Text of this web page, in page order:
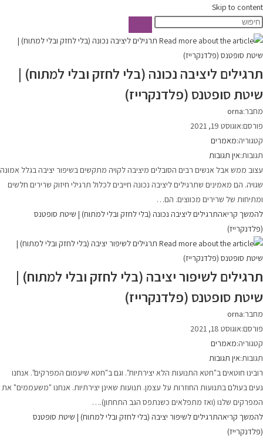
Skip to content
תרגילים ליציבה נכונה (בלי לחזק ובלי למתוח) |
שיטת סופטנס (פלדנקרייז)
מחבר:orna
פורסם:אוגוסט 19, 2021
קטגוריה:מאמרים
תגובות:אין תגובות
עצוב ממש אבל אנשים רבים הסובלים מיציבה לקויה מתקשים בשיפור יציבה בגלל אמונה
שגויה. הם מאמינים שתרגילים ליציבה נכונה חייבים לכלול תרגילי חיזוק שרירים חלשים
ומתיחות של שרירים מכווצים. הם…
להמשך קריאהתרגילים ליציבה נכונה (בלי לחזק ובלי למתוח) | שיטת סופטנס
(פלדנקרייז)
תרגילים לשיפור יציבה (בלי לחזק ובלי למתוח) |
שיטת סופטנס (פלדנקרייז)
מחבר:orna
פורסם:אוגוסט 18, 2021
קטגוריה:מאמרים
תגובות:אין תגובות
רובינו חוטאים ב"חטא התנועות הלא יצירתיות". וגם ב"חטא שיעמום המפרקים". אנחנו
נעים בעולם בתנועות החוזרות על עצמן. תנועות שאינן יצירתיות. אנחנו "משעממים" את
המפרקים שלנו (ואז מתפלאים כשנתפס הגב התחתון).…
להמשך קריאהתרגילים לשיפור יציבה (בלי לחזק ובלי למתוח) | שיטת סופטנס
(פלדנקרייז)